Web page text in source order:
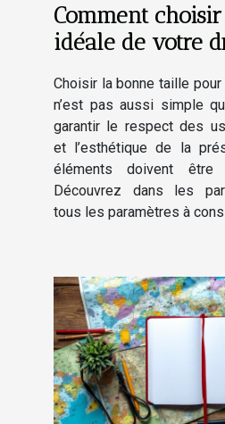
Comment
idéale de votre
Choisir la bonne taille pour
n’est pas aussi simple
garantir le respect des
et l’esthétique de la
éléments doivent
Découvrez dans les
tous les paramètres à